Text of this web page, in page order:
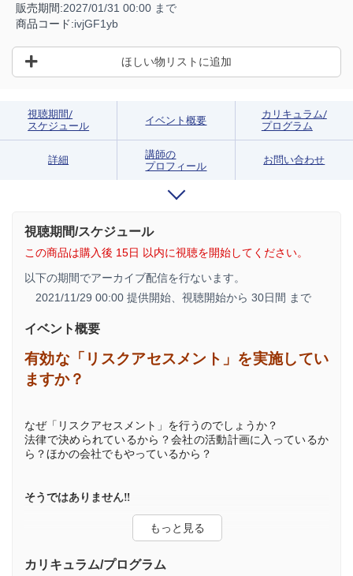
販売期間:2027/01/31 00:00 まで
商品コード:ivjGF1yb
ほしい物リストに追加
視聴期間/
スケジュール
イベント概要
カリキュラム/
プログラム
詳細
講師の
プロフィール
お問い合わせ
視聴期間/スケジュール
この商品は購入後 15日 以内に視聴を開始してください。
以下の期間でアーカイブ配信を行ないます。
2021/11/29 00:00 提供開始、 視聴開始から 30日間 まで
イベント概要
有効な「リスクアセスメント」を実施してい
ますか？
なぜ「リスクアセスメント」を行うのでしょうか？
法律で決められているから？会社の活動計画に入っているか
ら？ほかの会社でもやっているから？
そうではありません‼
「リスクアセスメント」は事故を予防するために大変重要な
「リスクアセスメント」の目的は「見えないリスクの見える
カリキュラム/プログラム